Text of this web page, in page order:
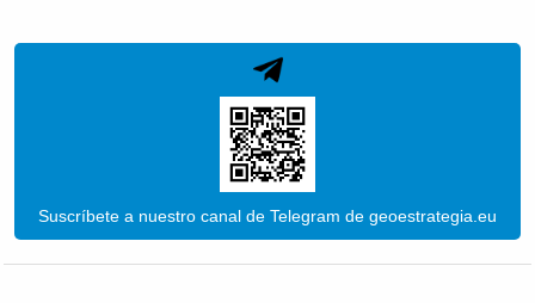
Suscríbete a nuestro canal de Telegram de geoestrategia.eu